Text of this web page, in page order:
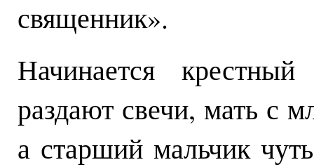
священник».
Начинается
раздают свечи, мать с
а старший мальчик